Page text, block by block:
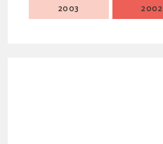
2003
2002